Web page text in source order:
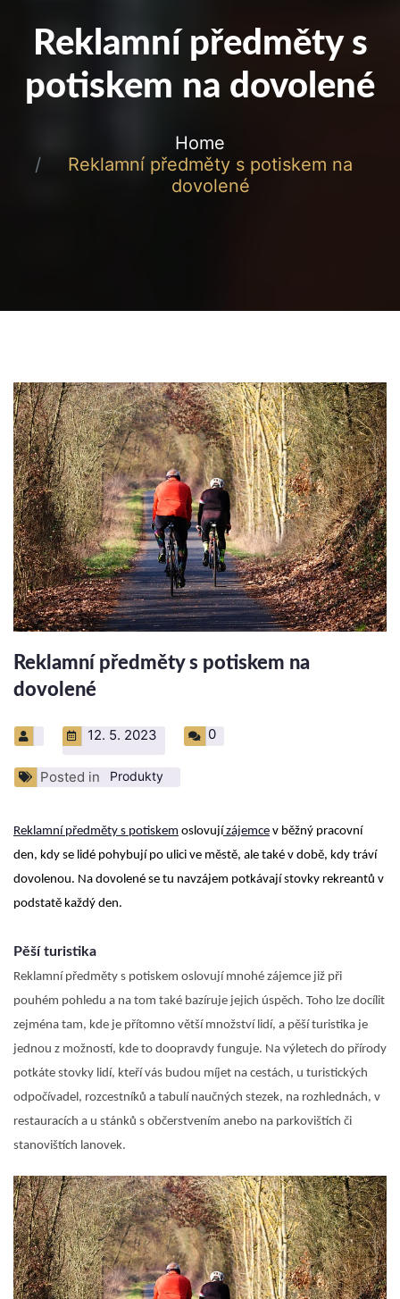
Reklamní předměty s
potiskem na dovolené
Home
Reklamní předměty s potiskem na
dovolené
Reklamní předměty s potiskem na
dovolené
12. 5. 2023 0
Posted in Produkty
Reklamní předměty s potiskem oslovují zájemce v běžný pracovní
den, kdy se lidé pohybují po ulici ve městě, ale také v době, kdy tráví
dovolenou. Na dovolené se tu navzájem potkávají stovky rekreantů v
podstatě každý den.
Pěší turistika
Reklamní předměty s potiskem oslovují mnohé zájemce již při
pouhém pohledu a na tom také bazíruje jejich úspěch. Toho lze docílit
zejména tam, kde je přítomno větší množství lidí, a pěší turistika je
jednou z možností, kde to doopravdy funguje. Na výletech do přírody
potkáte stovky lidí, kteří vás budou míjet na cestách, u turistických
odpočívadel, rozcestníků a tabulí naučných stezek, na rozhlednách, v
restauracích a u stánků s občerstvením anebo na parkovištích či
stanovištích lanovek.